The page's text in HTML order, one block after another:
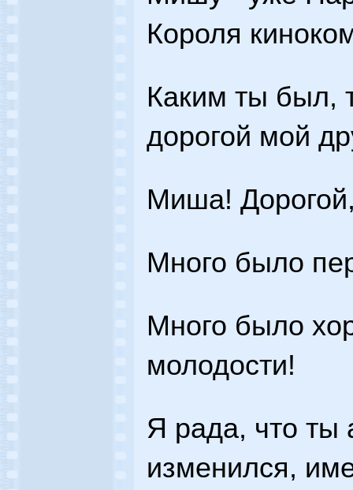
Короля
Каким ты был,
дорогой мой
Миша!
Много было
Много было
молодости!
Я рада, что ты
изменился,